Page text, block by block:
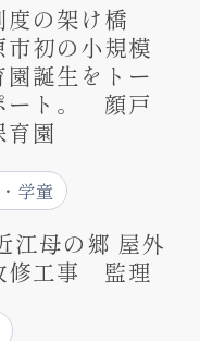
度の架け橋
初の小規模
誕生をトー
ート。 顔戸
園
学童
江母の郷 屋外
工事 監理